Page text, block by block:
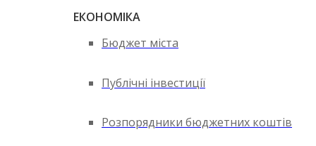
ЕКОНОМІКА
Бюджет міста
Публічні інвестиції
Розпорядники бюджетних коштів